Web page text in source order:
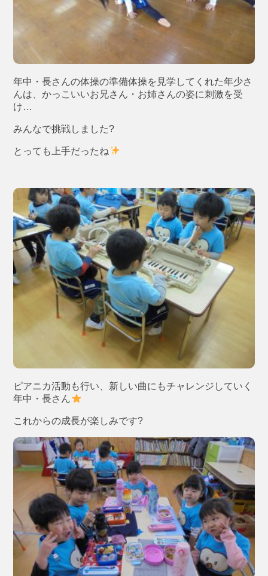
年中・長さんの体操の準備体操を見学してくれた年少さ
んは、かっこいいお兄さん・お姉さんの姿に刺激を受
け…
みんなで挑戦しました?
とっても上手だったね
ピアニカ活動も行い、新しい曲にもチャレンジしていく
年中・長さん
これからの成長が楽しみです?